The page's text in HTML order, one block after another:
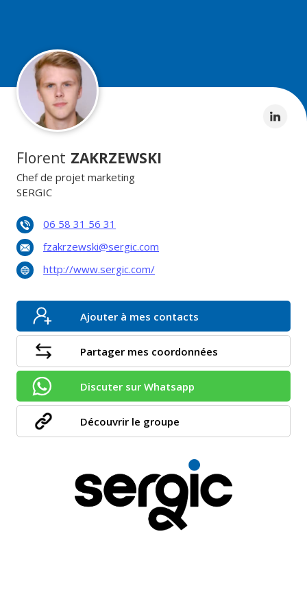
Florent ZAKRZEWSKI
Chef de projet marketing
SERGIC
06 58 31 56 31
fzakrzewski@sergic.com
http://www.sergic.com/
Ajouter à mes contacts
Partager mes coordonnées
Discuter sur Whatsapp
Découvrir le groupe